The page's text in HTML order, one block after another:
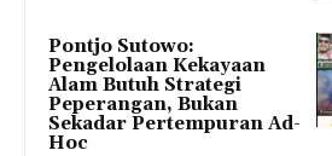
Pontjo Sutowo:
Pengelolaan Kekayaan
Alam Butuh Strategi
Peperangan, Bukan
Sekadar Pertempuran Ad-
Hoc